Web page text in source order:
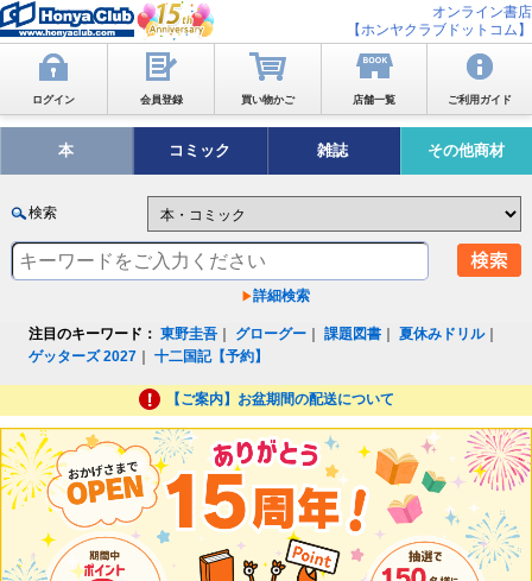
オンライン書店
【ホンヤクラブドットコム】
ログイン 会員登録 買い物かご 店舗一覧 ご利用ガイド
本 コミック 雑誌 その他商材
検索
詳細検索
注目のキーワード： 東野圭吾 グローグー ｜課題図書 ｜夏休みドリル｜
ゲッターズ 2027 ｜十二国記【予約】
【ご案内】お盆期間の配送について